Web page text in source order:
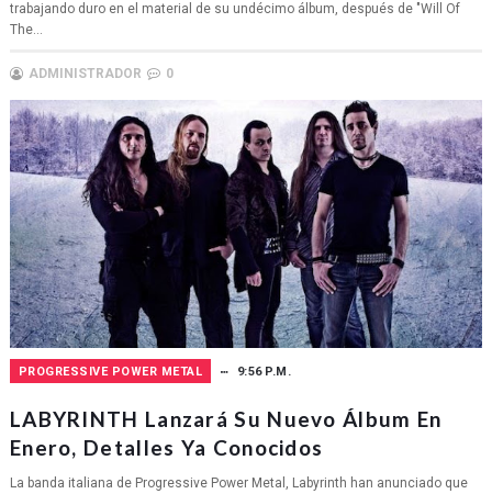
trabajando duro en el material de su undécimo álbum, después de "Will Of
The...
ADMINISTRADOR 0
PROGRESSIVE POWER METAL 9:56 P.M.
LABYRINTH Lanzará Su Nuevo Álbum En
Enero, Detalles Ya Conocidos
La banda italiana de Progressive Power Metal, Labyrinth han anunciado que